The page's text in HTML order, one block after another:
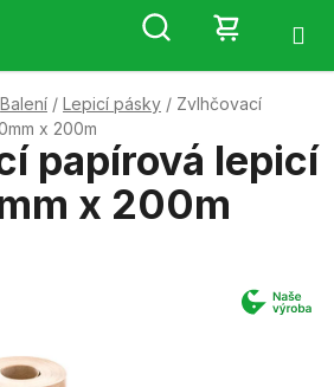
Hledat
KOŠÍK
Balení / Lepicí pásky / Zvlhčovací
x 200m
papírová lepicí
x 200m